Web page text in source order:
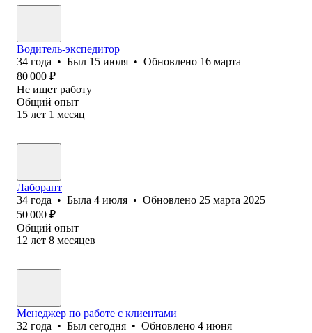
Водитель-экспедитор
34 года • Был 15 июля • Обновлено 16 марта
80 000 ₽
Не ищет работу
Общий опыт
15 лет 1 месяц
Лаборант
34 года • Была 4 июля • Обновлено 25 марта 2025
50 000 ₽
Общий опыт
12 лет 8 месяцев
Менеджер по работе с клиентами
32 года • Был сегодня • Обновлено 4 июня